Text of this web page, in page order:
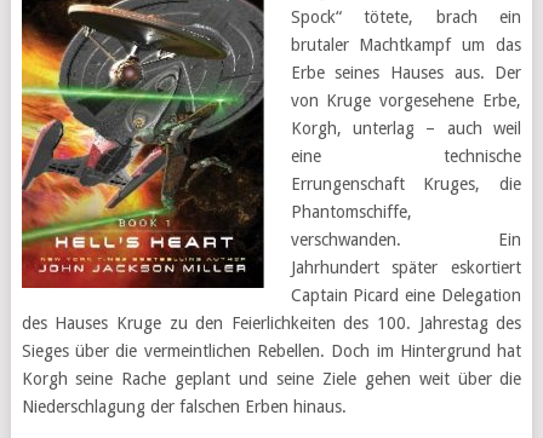
Spock“ tötete, brach ein
brutaler Machtkampf um das
Erbe seines Hauses aus. Der
von Kruge vorgesehene Erbe,
Korgh, unterlag – auch weil
eine technische
Errungenschaft Kruges, die
Phantomschiffe,
verschwanden. Ein
Jahrhundert später eskortiert
Captain Picard eine Delegation
des Hauses Kruge zu den Feierlichkeiten des 100. Jahrestag des
Sieges über die vermeintlichen Rebellen. Doch im Hintergrund hat
Korgh seine Rache geplant und seine Ziele gehen weit über die
Niederschlagung der falschen Erben hinaus.